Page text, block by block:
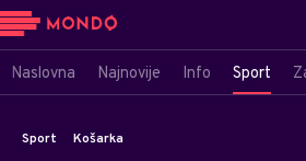
Naslovna Najnovije Info Sport
Sport Košarka